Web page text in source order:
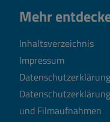
Mehr
Inhaltsverzeichnis
Impressum
Datenschutzerklärung
und Filmaufnahmen